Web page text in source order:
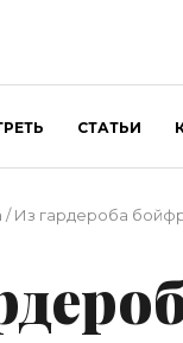
СТАТЬИ
/Из гардероба